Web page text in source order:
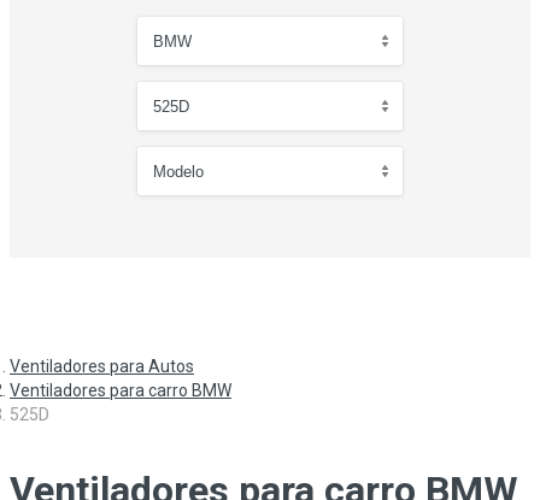
Ventiladores para Autos
Ventiladores para carro BMW
525D
Ventiladores para carro BMW